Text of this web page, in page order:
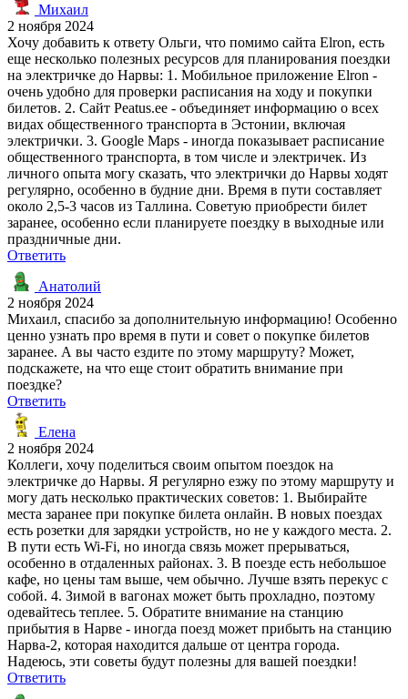
Михаил
2 ноября 2024
Хочу добавить к ответу Ольги, что помимо сайта Elron, есть
еще несколько полезных ресурсов для планирования поездки
на электричке до Нарвы: 1. Мобильное приложение Elron -
очень удобно для проверки расписания на ходу и покупки
билетов. 2. Сайт Peatus.ee - объединяет информацию о всех
видах общественного транспорта в Эстонии, включая
электрички. 3. Google Maps - иногда показывает расписание
общественного транспорта, в том числе и электричек. Из
личного опыта могу сказать, что электрички до Нарвы ходят
регулярно, особенно в будние дни. Время в пути составляет
около 2,5-3 часов из Таллина. Советую приобрести билет
заранее, особенно если планируете поездку в выходные или
праздничные дни.
Ответить
Анатолий
2 ноября 2024
Михаил, спасибо за дополнительную информацию! Особенно
ценно узнать про время в пути и совет о покупке билетов
заранее. А вы часто ездите по этому маршруту? Может,
подскажете, на что еще стоит обратить внимание при
поездке?
Ответить
Елена
2 ноября 2024
Коллеги, хочу поделиться своим опытом поездок на
электричке до Нарвы. Я регулярно езжу по этому маршруту и
могу дать несколько практических советов: 1. Выбирайте
места заранее при покупке билета онлайн. В новых поездах
есть розетки для зарядки устройств, но не у каждого места. 2.
В пути есть Wi-Fi, но иногда связь может прерываться,
особенно в отдаленных районах. 3. В поезде есть небольшое
кафе, но цены там выше, чем обычно. Лучше взять перекус с
собой. 4. Зимой в вагонах может быть прохладно, поэтому
одевайтесь теплее. 5. Обратите внимание на станцию
прибытия в Нарве - иногда поезд может прибыть на станцию
Нарва-2, которая находится дальше от центра города.
Надеюсь, эти советы будут полезны для вашей поездки!
Ответить